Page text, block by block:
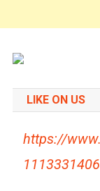
LIKE ON US
https://